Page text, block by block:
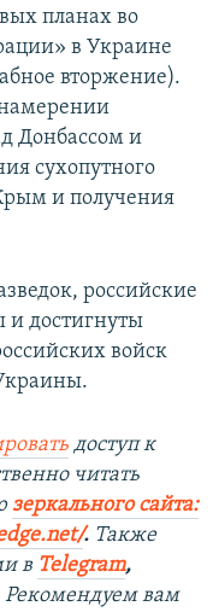
планах во
в Украине
вторжение).
Донбассом и
сухопутного
и получения
российские
и достигнуты
войск
доступ к
читать
зеркального сайта:
. ​ Также
в Telegram,
вам